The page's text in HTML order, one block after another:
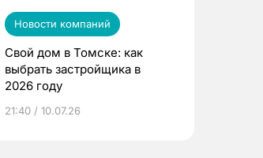
Новости компаний
Свой дом в Томске: как
выбрать застройщика в
2026 году
21:40 / 10.07.26